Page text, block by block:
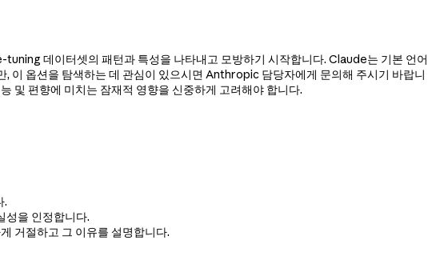
데이터셋의 패턴과 특성을 나타내고 모방하기 시작합니다. Claude는 기본 언어
옵션을 탐색하는 데 관심이 있으시면 Anthropic 담당자에게 문의해 주시기 바랍니
및 편향에 미치는 잠재적 영향을 신중하게 고려해야 합니다.
.
성을 인정합니다.
거절하고 그 이유를 설명합니다.